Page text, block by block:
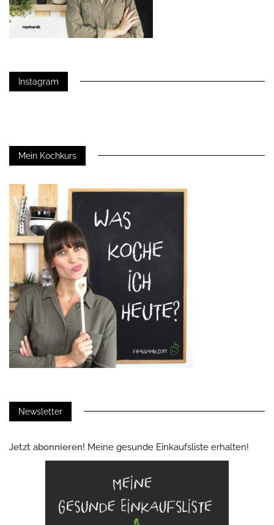
Instagram
Mein Kochkurs
Newsletter
Jetzt abonnieren! Meine gesunde Einkaufsliste erhalten!